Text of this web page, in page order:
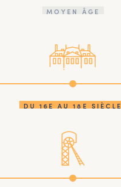
MOYEN ÂGE
DU 16E AU 18E SIÈCLE